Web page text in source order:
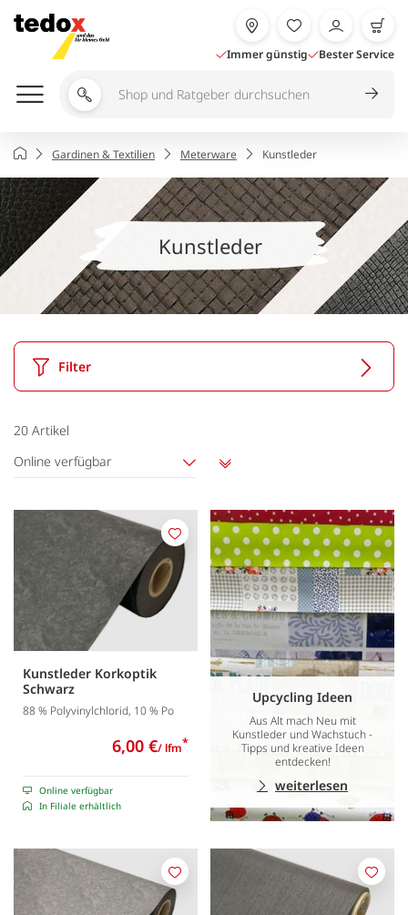
Inhalt
springen
Immer günstig Bester Service
Shop
durchsuchen
StartseiteGardinen & Textilien Meterware Kunstleder
Kunstleder
Filter
20 Artikel
Online verfügbar
Kunstleder Korkoptik
Schwarz
88 % Polyvinylchlorid, 10 % Po
6,00 €/ lfm*
Online verfügbar
In Filiale erhältlich
Merken
Upcycling Ideen
Aus Alt mach Neu mit
Kunstleder und Wachstuch -
Tipps und kreative Ideen
entdecken!
weiterlesen
Merken